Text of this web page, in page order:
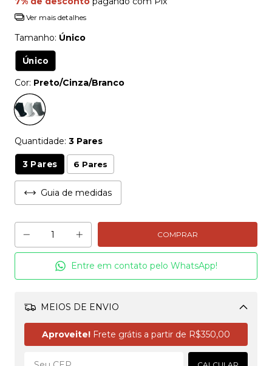
Ver mais detalhes
Tamanho: Único
Único
Cor: Preto/Cinza/Branco
Quantidade: 3 Pares
3 Pares 6 Pares
Guia de medidas
Entre em contato pelo WhatsApp!
MEIOS DE ENVIO
Alterar CEP
Aproveite! Frete grátis a partir de R$350,00